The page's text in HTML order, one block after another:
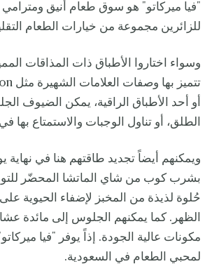
"فيا ميركاتو" هو سوق طعام أنيق
للزائرين مجموعة من خيارات الطعام
وسواء اختاروا الأطباق ذات المذاقات
أو أحد الأطباق الراقية، يمكن الضيوف
الطلق، أو تناول الوجبات والاستمتاع بها
ويمكنهم أيضاً تجديد طاقتهم هنا في
بشرب كوب من شاي الماتشا المحضّر
حُلوة لذيذة من المخبز لإضفاء الحيوية
الظهر. كما يمكنهم الجلوس إلى مائدة
مكونات عالية الجودة. إذاً يوفر "فيا
لمحبي الطعام في السعودية.